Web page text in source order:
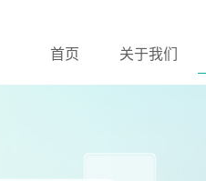
首页 关于我们